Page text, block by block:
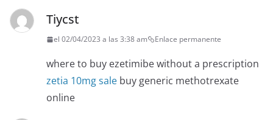
Tiycst
el 02/04/2023 a las 3:38 am Enlace permanente
where to buy ezetimibe without a prescription
zetia 10mg sale buy generic methotrexate
online